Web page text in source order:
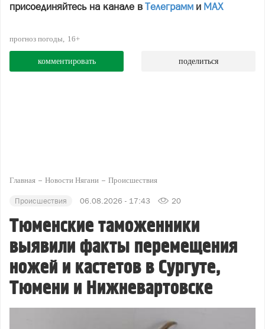
присоединяйтесь на канале в Телеграмм и МАХ
прогноз погоды 16+
комментировать поделиться
Главная Новости Нягани Происшествия
Происшествия 06.08.2026 - 17:43 20
Тюменские таможенники
выявили факты перемещения
ножей и кастетов в Сургуте,
Тюмени и Нижневартовске